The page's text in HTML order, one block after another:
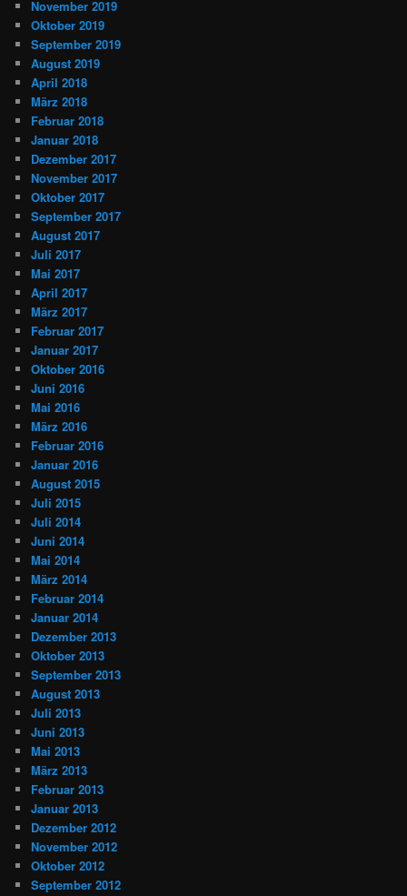
November 2019
Oktober 2019
September 2019
August 2019
April 2018
März 2018
Februar 2018
Januar 2018
Dezember 2017
November 2017
Oktober 2017
September 2017
August 2017
Juli 2017
Mai 2017
April 2017
März 2017
Februar 2017
Januar 2017
Oktober 2016
Juni 2016
Mai 2016
März 2016
Februar 2016
Januar 2016
August 2015
Juli 2015
Juli 2014
Juni 2014
Mai 2014
März 2014
Februar 2014
Januar 2014
Dezember 2013
Oktober 2013
September 2013
August 2013
Juli 2013
Juni 2013
Mai 2013
März 2013
Februar 2013
Januar 2013
Dezember 2012
November 2012
Oktober 2012
September 2012